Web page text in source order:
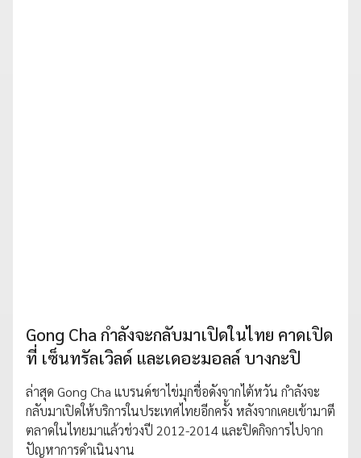
Gong Cha กำลังจะกลับมาเปิดในไทย คาดเปิด
ที่ เซ็นทรัลเวิลด์ และเดอะมอลล์ บางกะปิ
ล่าสุด Gong Cha แบรนด์ชาไข่มุกชื่อดังจากไต้หวัน กำลังจะ
กลับมาเปิดให้บริการในประเทศไทยอีกครั้ง หลังจากเคยเข้ามาตี
ตลาดในไทยมาแล้วช่วงปี 2012-2014 และปิดกิจการไปจาก
ปัญหาการดำเนินงาน